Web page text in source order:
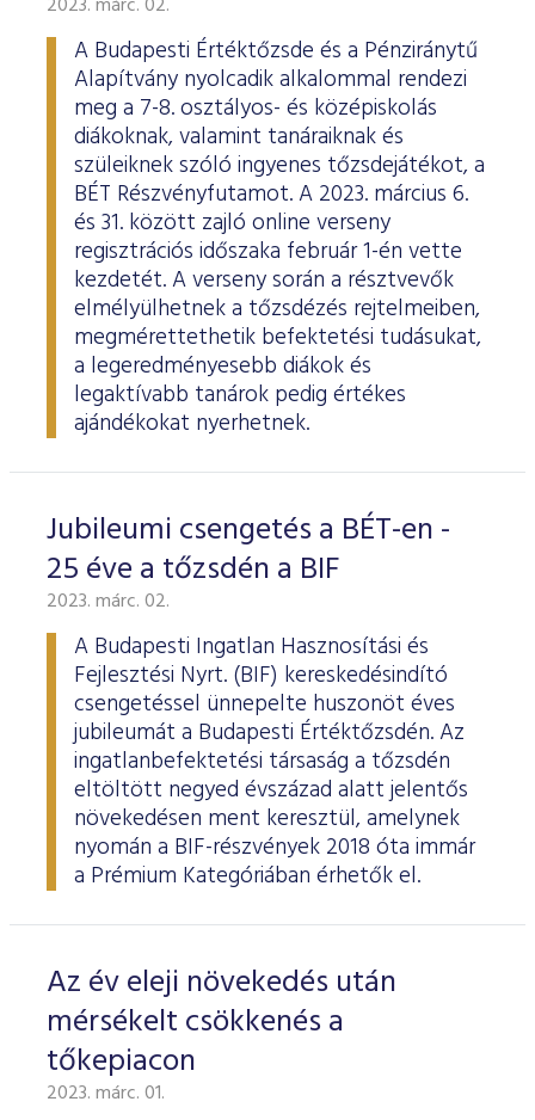
ESG Útmutató
A Budapesti Értéktőzsde és a Pénziránytű
Alapítvány nyolcadik alkalommal rendezi
meg a 7-8. osztályos- és középiskolás
diákoknak, valamint tanáraiknak és
szüleiknek szóló ingyenes tőzsdejátékot, a
BÉT Részvényfutamot. A 2023. március 6.
és 31. között zajló online verseny
regisztrációs időszaka február 1-én vette
kezdetét. A verseny során a résztvevők
elmélyülhetnek a tőzsdézés rejtelmeiben,
megmérettethetik befektetési tudásukat,
a legeredményesebb diákok és
legaktívabb tanárok pedig értékes
ajándékokat nyerhetnek.
Jubileumi csengetés a BÉT-en -
25 éve a tőzsdén a BIF
2023. márc. 02.
A Budapesti Ingatlan Hasznosítási és
Fejlesztési Nyrt. (BIF) kereskedésindító
csengetéssel ünnepelte huszonöt éves
jubileumát a Budapesti Értéktőzsdén. Az
ingatlanbefektetési társaság a tőzsdén
eltöltött negyed évszázad alatt jelentős
növekedésen ment keresztül, amelynek
nyomán a BIF-részvények 2018 óta immár
a Prémium Kategóriában érhetők el.
Az év eleji növekedés után
mérsékelt csökkenés a
tőkepiacon
2023. márc. 01.